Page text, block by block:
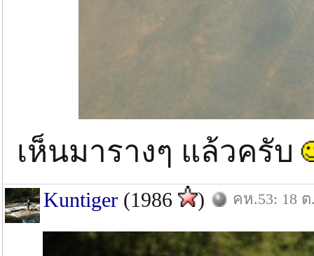
เห็นมารางๆ แล้วครับ
Kuntiger (1986 ) คห.53: 18